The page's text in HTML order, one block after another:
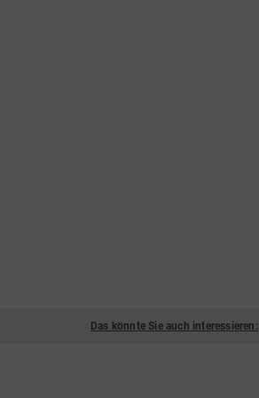
Das könnte Sie auch interessieren: